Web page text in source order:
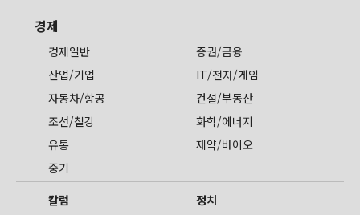
경제
경제일반
증권/금융
산업/기업
IT/전자/게임
자동차/항공
건설/부동산
조선/철강
화학/에너지
유통
제약/바이오
중기
칼럼
정치